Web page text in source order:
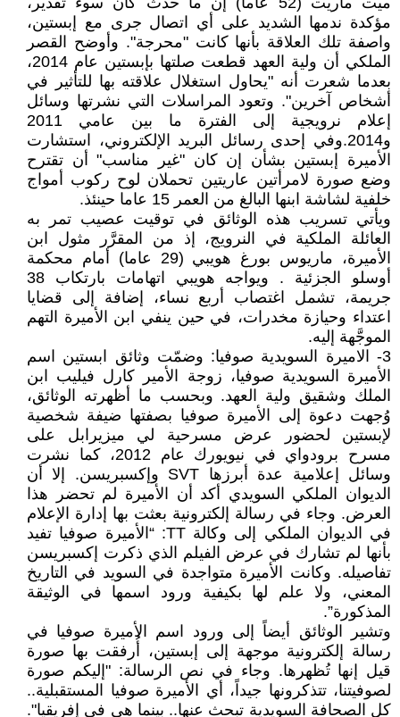
مؤكدة ندمها الشديد على أي اتصال جرى مع إبستين،
واصفة تلك العلاقة بأنها كانت "محرجة". وأوضح القصر
الملكي أن ولية العهد قطعت صلتها بإبستين عام 2014،
بعدما شعرت أنه "يحاول استغلال علاقته بها للتأثير في
أشخاص آخرين". وتعود المراسلات التي نشرتها وسائل
إعلام نرويجية إلى الفترة ما بين عامي 2011
و2014.وفي إحدى رسائل البريد الإلكتروني، استشارت
الأميرة إبستين بشأن إن كان "غير مناسب" أن تقترح
وضع صورة لامرأتين عاريتين تحملان لوح ركوب أمواج
خلفية لشاشة ابنها البالغ من العمر 15 عاما حينئذ.
ويأتي تسريب هذه الوثائق في توقيت عصيب تمر به
العائلة الملكية في النرويج، إذ من المقرَّر مثول ابن
الأميرة، ماريوس بورغ هويبي (29 عاما) أمام محكمة
أوسلو الجزئية . ويواجه هويبي اتهامات بارتكاب 38
جريمة، تشمل اغتصاب أربع نساء، إضافة إلى قضايا
اعتداء وحيازة مخدرات، في حين ينفي ابن الأميرة التهم
الموجَّهة إليه.
3- الاميرة السويدية صوفيا: وضمّت وثائق ابستين اسم
الأميرة السويدية صوفيا، زوجة الأمير كارل فيليب ابن
الملك وشقيق ولية العهد. وبحسب ما أظهرته الوثائق،
وُجهت دعوة إلى الأميرة صوفيا بصفتها ضيفة شخصية
لإبستين لحضور عرض مسرحية لي ميزيرابل على
مسرح برودواي في نيويورك عام 2012، كما نشرت
وسائل إعلامية عدة أبرزها SVT وإكسبريسن. إلا أن
الديوان الملكي السويدي أكد أن الأميرة لم تحضر هذا
العرض. وجاء في رسالة إلكترونية بعثت بها إدارة الإعلام
في الديوان الملكي إلى وكالة TT: “الأميرة صوفيا تفيد
بأنها لم تشارك في عرض الفيلم الذي ذكرت إكسبريسن
تفاصيله. وكانت الأميرة متواجدة في السويد في التاريخ
المعني، ولا علم لها بكيفية ورود اسمها في الوثيقة
المذكورة”.
وتشير الوثائق أيضاً إلى ورود اسم الأميرة صوفيا في
رسالة إلكترونية موجهة إلى إبستين، أُرفقت بها صورة
قيل إنها تُظهرها. وجاء في نص الرسالة: "إليكم صورة
لصوفيتنا، تتذكرونها جيداً، أي الأميرة صوفيا المستقبلية..
كل الصحافة السويدية تبحث عنها.. بينما هي في إفريقيا".